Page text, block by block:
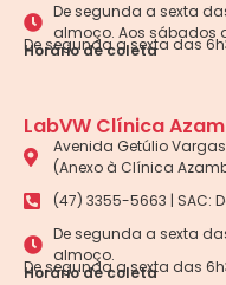
De segunda a sexta
almoço. Aos sábados
Horário de coleta
De segunda a sexta das
LabVW Clínica
Avenida Getúlio Vargas
(Anexo à Clínica
(47) 3355-5663 | SAC:
De segunda a sexta
almoço.
Horário de coleta
De segunda a sexta das